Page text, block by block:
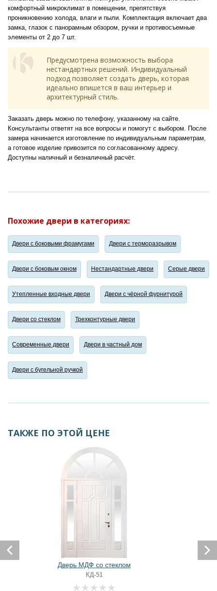
комфортный микроклимат в помещении, препятствуя
проникновению холода, влаги и пыли. Комплектация включает два
замка, глазок с панорамным обзором, ручки и противосъемные
элементы от 2 до 7 шт.
Предусмотрена возможность выбора
нестандартных решений. Индивидуальный
подход позволяет создать дверь, которая
идеально впишется в ваш интерьер и
архитектурный стиль.
Заказать дверь можно по телефону, указанному на сайте.
Консультанты ответят на все вопросы и помогут с выбором. После
замера начинается изготовление по индивидуальным параметрам,
а готовое изделие привозится по согласованному адресу.
Доступны наличный и безналичный расчёт.
Похожие двери в категориях:
Двери с боковыми фрамугами Двери с терморазрывом
Двери с боковым окном Нестандартные двери Серые двери
Утепленные входные двери Двери с чёрной фурнитурой
Двери со стеклом Трехконтурные двери
Современные двери Двери в частный дом
Двери с бугельной ручкой
ТАКЖЕ ПО ЭТОЙ ЦЕНЕ
Дверь МДФ со стеклом
КД-51